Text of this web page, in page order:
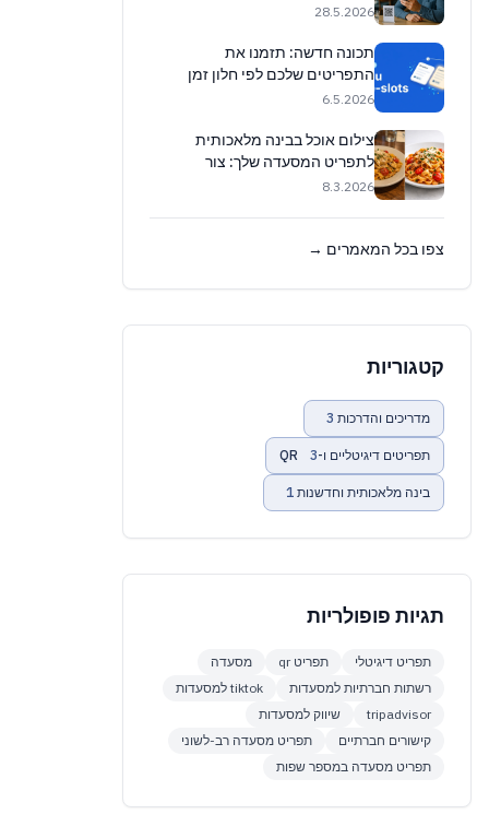
28.5.2026
תכונה חדשה: תזמנו את
התפריטים שלכם לפי חלון זמן
(מדריך מעשי) 🕒
6.5.2026
צילום אוכל בבינה מלאכותית
לתפריט המסעדה שלך: צור
והפוך תמונות למקצועיות באופן
8.3.2026
צפו בכל המאמרים →
קטגוריות
מדריכים והדרכות 3
תפריטים דיגיטליים ו-QR3
בינה מלאכותית וחדשנות1
תגיות פופולריות
תפריט דיגיטלי תפריט qr
מסעדה
רשתות חברתיות למסעדות
tiktok למסעדות
tripadvisor
שיווק למסעדות
קישורים חברתיים
תפריט מסעדה רב-לשוני
תפריט מסעדה במספר שפות